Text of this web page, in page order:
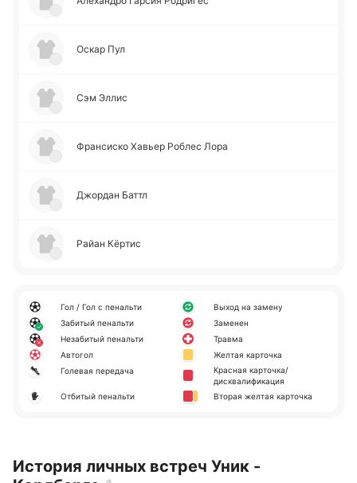
Оскар Пул
Сэм Эллис
Фра­нси­ско Хавьер Роблес Лора
Джо­рдан Баттл
Райан Кёртис
Гол / Гол с пенальти
Забитый пенальти
Незабитый пенальти
Автогол
Голевая передача
Отбитый пенальти
Выход на замену
Заменен
Травма
Желтая карточка
Красная карточка/
дисквалификация
Вторая желтая карточка
История личных встреч Уник -